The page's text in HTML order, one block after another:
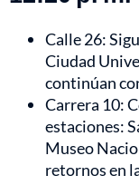
Calle 26:
Ciudad
continúan
Carrera 10:
estaciones:
Museo
retornos en